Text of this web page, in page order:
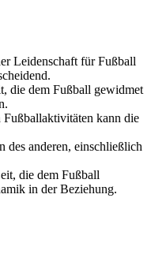
Leidenschaft für Fußball
die dem Fußball gewidmet
Fußballaktivitäten kann die
des anderen, einschließlich
die dem Fußball
in der Beziehung.